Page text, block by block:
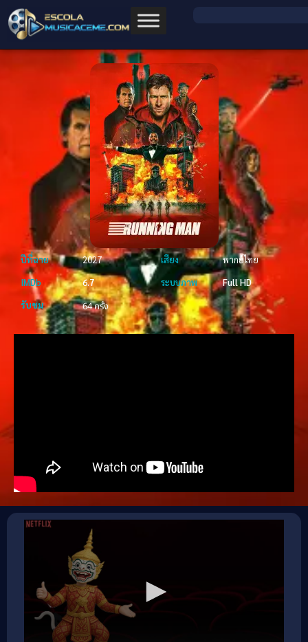
ปีที่ฉาย 2027 เสียง
พากย์ไทย
IMDb
6.7 ระบบภาพ
Full HD
รับชม
64 ครั้ง